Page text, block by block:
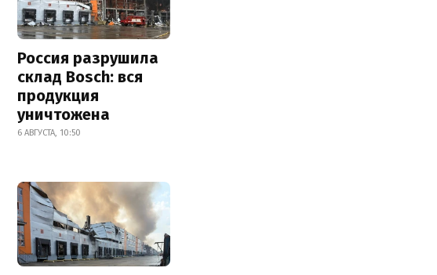
Россия разрушила
склад Bosch: вся
продукция
уничтожена
6 АВГУСТА, 10:50